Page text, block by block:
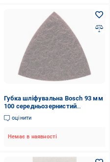
Губка шліфувальна Bosch 93 мм
100 середньозернистий
2608604494
оцінити
Немає в наявності